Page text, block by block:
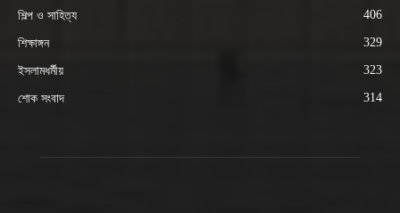
শিল্প ও সাহিত্য 406
শিক্ষাঙ্গন 329
ইসলামধর্মীয় 323
শোক সংবাদ 314